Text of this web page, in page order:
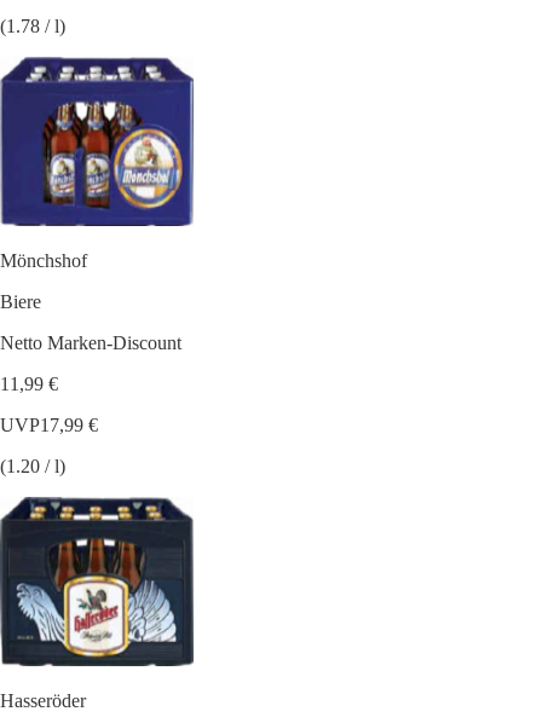
(1.78 / l)
Mönchshof
Biere
Netto Marken-Discount
11,99 €
UVP17,99 €
(1.20 / l)
Hasseröder